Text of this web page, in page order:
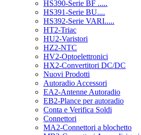
HS390-Serie BF .....
HS391-Serie BU....
HS392-Serie VARI.....
HT2-Triac
HU2-Varistori
HZ2-NTC
HV2-Optoelettronici
HX2-Convertitori DC/DC
Nuovi Prodotti
Autoradio Accessori
EA2-Antenne Autoradio
EB2-Plance per autoradio
Conta e Verifica Soldi
Connettori
MA2-Connettori a blochetto